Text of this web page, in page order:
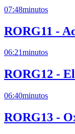
07:48minutos
RORG11 -
06:21minutos
RORG12 -
06:40minutos
RORG13 -